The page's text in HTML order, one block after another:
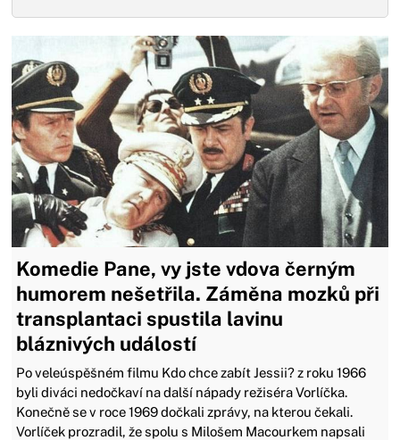
Komedie Pane, vy jste vdova černým
humorem nešetřila. Záměna mozků při
transplantaci spustila lavinu
bláznivých událostí
Po veleúspěšném filmu Kdo chce zabít Jessii? z roku 1966
byli diváci nedočkaví na další nápady režiséra Vorlíčka.
Konečně se v roce 1969 dočkali zprávy, na kterou čekali.
Vorlíček prozradil, že spolu s Milošem Macourkem napsali